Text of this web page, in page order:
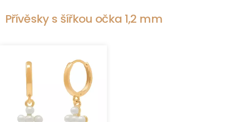
Přívěsky s šířkou očka 1,2 mm